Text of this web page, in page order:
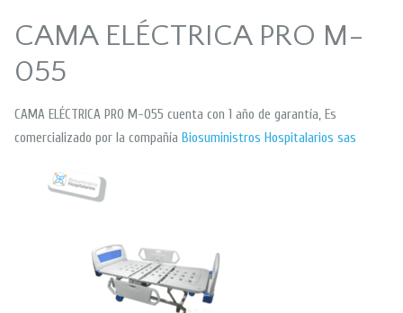
CAMA ELÉCTRICA PRO M-
055
CAMA ELÉCTRICA PRO M-055 cuenta con 1 año de garantía, Es
comercializado por la compañía Biosuministros Hospitalarios sas